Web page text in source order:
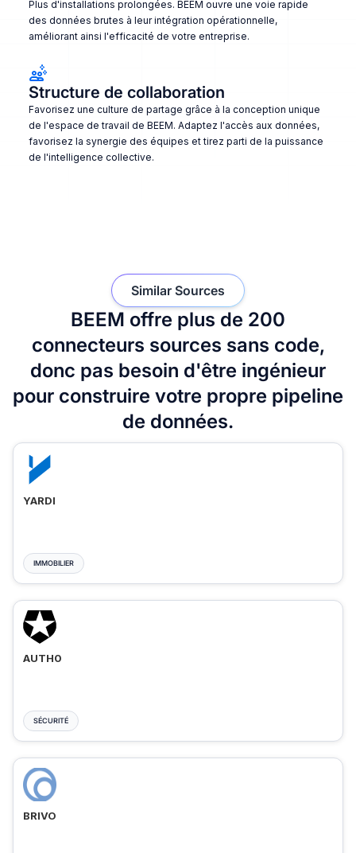
Plus d'installations prolongées. BEEM ouvre une voie rapide
des données brutes à leur intégration opérationnelle,
améliorant ainsi l'efficacité de votre entreprise.
Structure de collaboration
Favorisez une culture de partage grâce à la conception unique
de l'espace de travail de BEEM. Adaptez l'accès aux données,
favorisez la synergie des équipes et tirez parti de la puissance
de l'intelligence collective.
BEEM offre plus de 200
connecteurs sources sans code,
donc pas besoin d'être ingénieur
pour construire votre propre pipeline
de données.
Similar Sources
YARDI
IMMOBILIER
AUTH0
SÉCURITÉ
BRIVO